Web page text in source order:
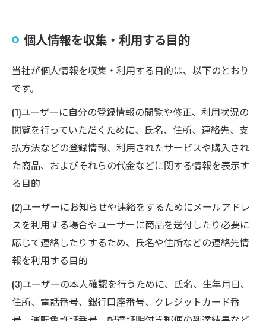
個人情報を収集・利用する目的
当社が個人情報を収集・利用する目的は、以下のとおり
です。
(1)ユーザーに自分の登録情報の閲覧や修正、利用状況の
閲覧を行っていただくために、氏名、住所、連絡先、支
払方法などの登録情報、利用されたサービスや購入され
た商品、およびそれらの代金などに関する情報を表示す
る目的
(2)ユーザーにお知らせや連絡をするためにメールアドレ
スを利用する場合やユーザーに商品を送付したり必要に
応じて連絡したりするため、氏名や住所などの連絡先情
報を利用する目的
(3)ユーザーの本人確認を行うために、氏名、生年月日、
住所、電話番号、銀行口座番号、クレジットカード番